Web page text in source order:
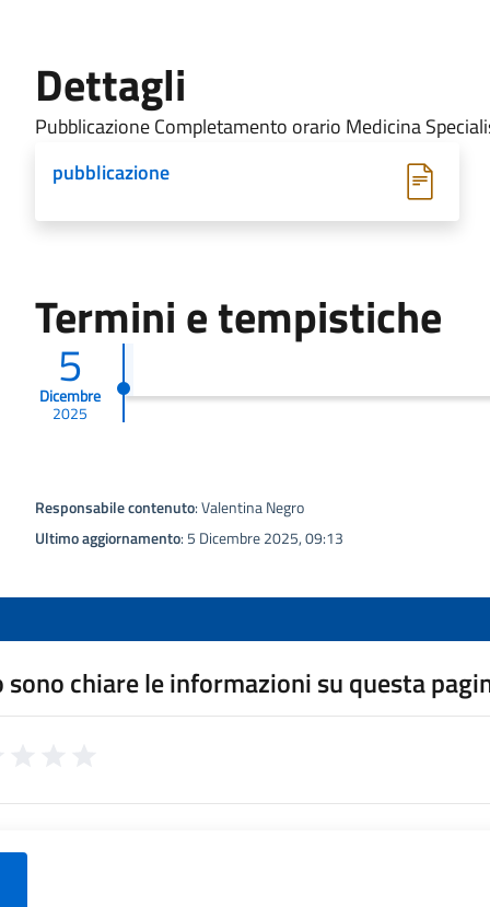
Dettagli
Pubblicazione Completamento orario Medicina
pubblicazione
Termini e tempistiche
5
Dicembre
2025
Responsabile contenuto: Valentina Negro
Ultimo aggiornamento: 5 Dicembre 2025, 09:13
sono chiare le informazioni su questa